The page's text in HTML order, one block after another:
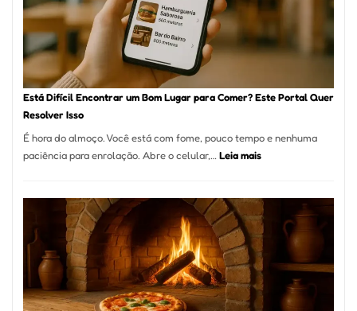
reservar
Paulo
Está Difícil Encontrar um Bom Lugar para Comer? Este Portal Quer
Resolver Isso
É hora do almoço. Você está com fome, pouco tempo e nenhuma
paciência para enrolação. Abre o celular,… Leia mais:
Encontrar
um
Bom
Lugar
para
Comer?